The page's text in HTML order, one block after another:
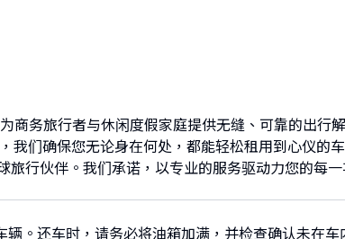
商务旅行者与休闲度假家庭提供无缝、可靠的出行
我们确保您无论身在何处，都能轻松租用到心仪的
行伙伴。我们承诺，以专业的服务驱动力您的每一
。还车时，请务必将油箱加满，并检查确认未在车